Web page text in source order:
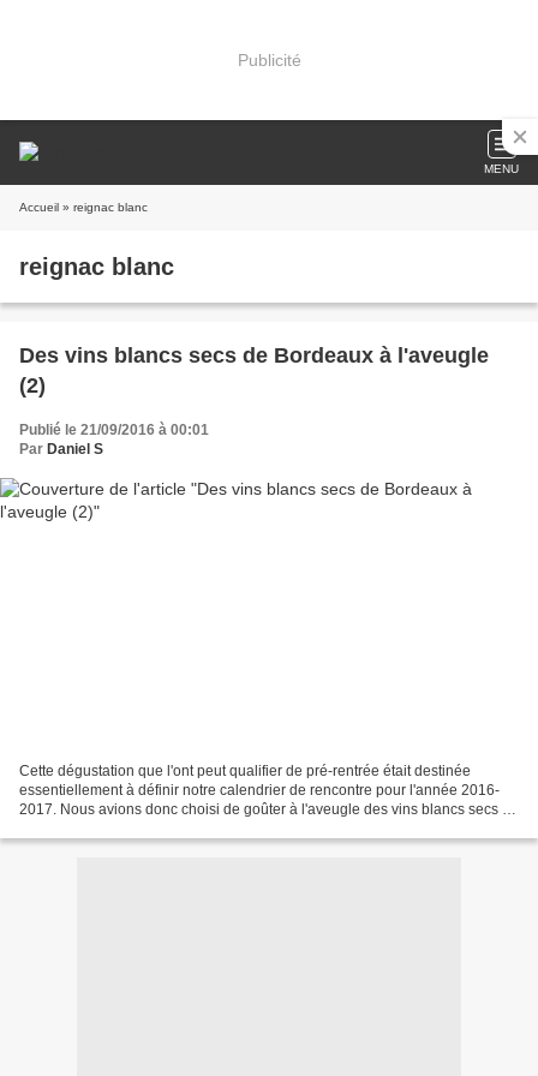
Publicité
MENU
Accueil » reignac blanc
reignac blanc
Des vins blancs secs de Bordeaux à l'aveugle
(2)
Publié le 21/09/2016 à 00:01
Par Daniel S
Cette dégustation que l'ont peut qualifier de pré-rentrée était destinée
essentiellement à définir notre calendrier de rencontre pour l'année 2016-
2017. Nous avions donc choisi de goûter à l'aveugle des vins blancs secs de